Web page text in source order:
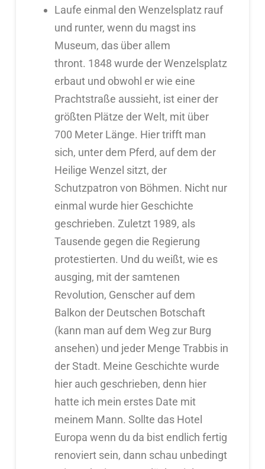
Laufe einmal den Wenzelsplatz rauf
und runter, wenn du magst ins
Museum, das über allem
thront. 1848 wurde der Wenzelsplatz
erbaut und obwohl er wie eine
Prachtstraße aussieht, ist einer der
größten Plätze der Welt, mit über
700 Meter Länge. Hier trifft man
sich, unter dem Pferd, auf dem der
Heilige Wenzel sitzt, der
Schutzpatron von Böhmen. Nicht nur
einmal wurde hier Geschichte
geschrieben. Zuletzt 1989, als
Tausende gegen die Regierung
protestierten. Und du weißt, wie es
ausging, mit der samtenen
Revolution, Genscher auf dem
Balkon der Deutschen Botschaft
(kann man auf dem Weg zur Burg
ansehen) und jeder Menge Trabbis in
der Stadt. Meine Geschichte wurde
hier auch geschrieben, denn hier
hatte ich mein erstes Date mit
meinem Mann. Sollte das Hotel
Europa wenn du da bist endlich fertig
renoviert sein, dann schau unbedingt